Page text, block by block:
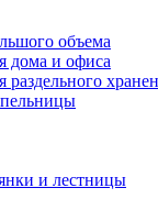
объема
дома и офиса
и лестницы